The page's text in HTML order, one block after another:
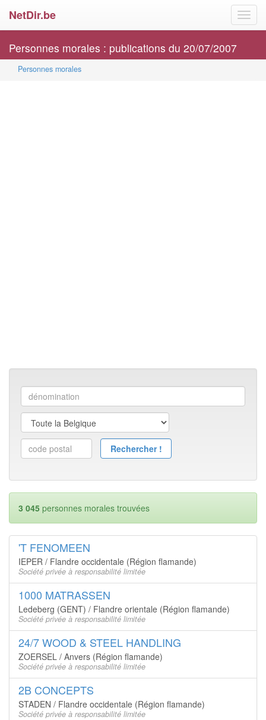
NetDir.be
Personnes morales : publications du 20/07/2007
Personnes morales
3 045 personnes morales trouvées
'T FENOMEEN
IEPER / Flandre occidentale (Région flamande)
Société privée à responsabilité limitée
1000 MATRASSEN
Ledeberg (GENT) / Flandre orientale (Région flamande)
Société privée à responsabilité limitée
24/7 WOOD & STEEL HANDLING
ZOERSEL / Anvers (Région flamande)
Société privée à responsabilité limitée
2B CONCEPTS
STADEN / Flandre occidentale (Région flamande)
Société privée à responsabilité limitée